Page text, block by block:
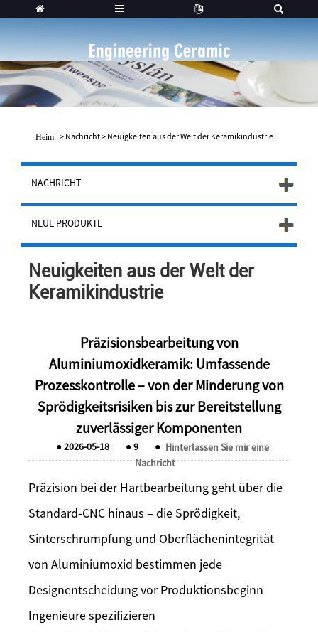
Heim > Nachricht> Neuigkeiten aus der Welt der Keramikindustrie
NACHRICHT
NEUE PRODUKTE
Neuigkeiten aus der Welt der
Keramikindustrie
Präzisionsbearbeitung von
Aluminiumoxidkeramik: Umfassende
Prozesskontrolle – von der Minderung von
Sprödigkeitsrisiken bis zur Bereitstellung
zuverlässiger Komponenten
●2026-05-18 ●9 ● Hinterlassen Sie mir eine
Nachricht
Präzision bei der Hartbearbeitung geht über die
Standard-CNC hinaus – die Sprödigkeit,
Sinterschrumpfung und Oberflächenintegrität
von Aluminiumoxid bestimmen jede
Designentscheidung vor Produktionsbeginn
Ingenieure spezifizieren